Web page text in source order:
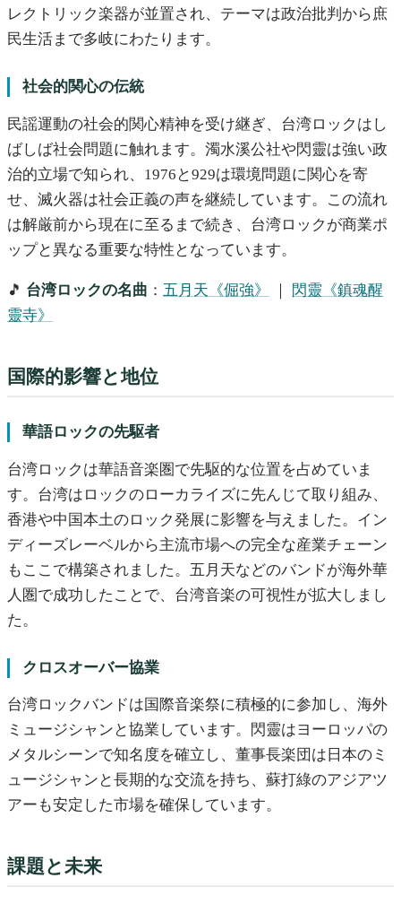
レクトリック楽器が並置され、テーマは政治批判から庶
民生活まで多岐にわたります。
社会的関心の伝統
民謡運動の社会的関心精神を受け継ぎ、台湾ロックはし
ばしば社会問題に触れます。濁水溪公社や閃靈は強い政
治的立場で知られ、1976と929は環境問題に関心を寄
せ、滅火器は社会正義の声を継続しています。この流れ
は解厳前から現在に至るまで続き、台湾ロックが商業ポ
ップと異なる重要な特性となっています。
🎵 台湾ロックの名曲 ： 五月天《倔強》
閃靈《鎮魂醒
靈寺》
国際的影響と地位
華語ロックの先駆者
台湾ロックは華語音楽圏で先駆的な位置を占めていま
す。台湾はロックのローカライズに先んじて取り組み、
香港や中国本土のロック発展に影響を与えました。イン
ディーズレーベルから主流市場への完全な産業チェーン
もここで構築されました。五月天などのバンドが海外華
人圏で成功したことで、台湾音楽の可視性が拡大しまし
た。
クロスオーバー協業
台湾ロックバンドは国際音楽祭に積極的に参加し、海外
ミュージシャンと協業しています。閃靈はヨーロッパの
メタルシーンで知名度を確立し、董事長楽団は日本のミ
ュージシャンと長期的な交流を持ち、蘇打綠のアジアツ
アーも安定した市場を確保しています。
課題と未来